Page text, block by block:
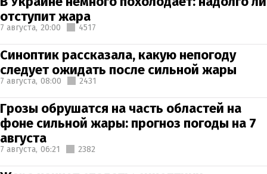
отступит жара
7 августа, 20:00 4517
Синоптик рассказала, какую непогоду
следует ожидать после сильной жары
7 августа, 08:00 2431
Грозы обрушатся на часть областей на
фоне сильной жары: прогноз погоды на 7
августа
7 августа, 06:21 2382